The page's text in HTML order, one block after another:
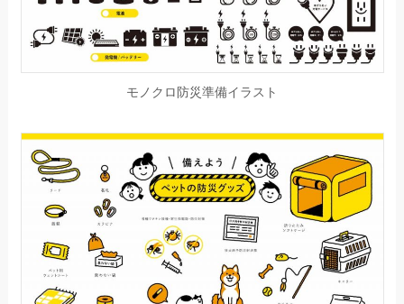
モノクロ防災準備イラスト